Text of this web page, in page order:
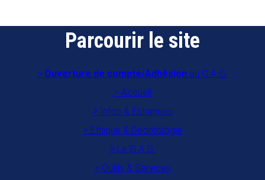
Parcourir le site
Ouverture de compte/Adhésion au G.A.G.
Accueil
Infos & Echanges
Ethique & Déontologie
Le G.A.G.
Outils & Services